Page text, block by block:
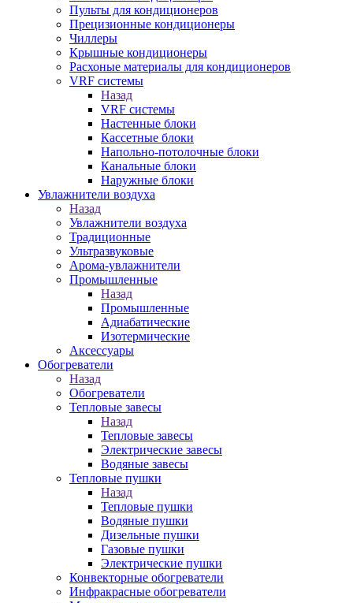
Пульты для кондиционеров
Прецизионные кондиционеры
Чиллеры
Крышные кондиционеры
Расхоные материалы для кондиционеров
VRF системы
Назад
VRF системы
Настенные блоки
Кассетные блоки
Напольно-потолочные блоки
Канальные блоки
Наружные блоки
Увлажнители воздуха
Назад
Увлажнители воздуха
Традиционные
Ультразвуковые
Арома-увлажнители
Промышленныe
Назад
Промышленныe
Адиабатические
Изотермические
Аксессуары
Обогреватели
Назад
Обогреватели
Тепловые завесы
Назад
Тепловые завесы
Электрические завесы
Водяные завесы
Тепловые пушки
Назад
Тепловые пушки
Водяные пушки
Дизельные пушки
Газовые пушки
Электрические пушки
Конвекторные обогреватели
Инфракрасные обогреватели